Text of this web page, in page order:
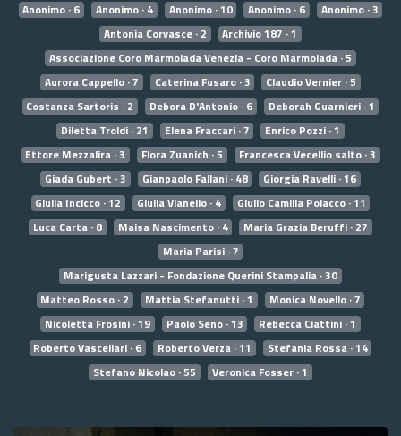
Anonimo · 6
Anonimo · 4 Anonimo · 10 Anonimo · 6
Anonimo · 3
Antonia Corvasce · 2
Archivio 187 · 1
Associazione Coro Marmolada Venezia - Coro Marmolada · 5
Aurora Cappello · 7
Caterina Fusaro · 3
Claudio Vernier · 5
Costanza Sartoris · 2
Debora D'Antonio · 6
Deborah Guarnieri · 1
Diletta Troldi · 21
Elena Fraccari · 7
Enrico Pozzi · 1
Ettore Mezzalira · 3
Flora Zuanich · 5
Francesca Vecellio salto · 3
Giada Gubert · 3
Gianpaolo Fallani · 48
Giorgia Ravelli · 16
Giulia Incicco · 12
Giulia Vianello · 4
Giulio Camilla Polacco · 11
Luca Carta · 8
Maisa Nascimento · 4
Maria Grazia Beruffi · 27
Maria Parisi · 7
Marigusta Lazzari - Fondazione Querini Stampalia · 30
Matteo Rosso · 2
Mattia Stefanutti · 1
Monica Novello · 7
Nicoletta Frosini · 19
Paolo Seno · 13
Rebecca Ciattini · 1
Roberto Vascellari · 6
Roberto Verza · 11
Stefania Rossa · 14
Stefano Nicolao · 55
Veronica Fosser · 1